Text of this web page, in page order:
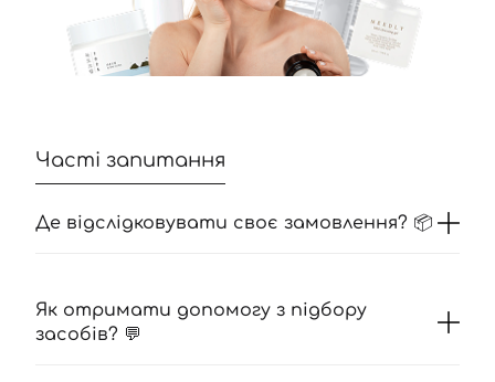
Часті запитання
Де відслідковувати своє замовлення? 📦
Як отримати допомогу з підбору
засобів? 💬